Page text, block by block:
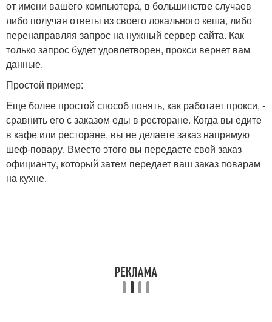
от имени вашего компьютера, в большинстве случаев
либо получая ответы из своего локального кеша, либо
перенаправляя запрос на нужный сервер сайта. Как
только запрос будет удовлетворен, прокси вернет вам
данные.
Простой пример:
Еще более простой способ понять, как работает прокси, -
сравнить его с заказом еды в ресторане. Когда вы едите
в кафе или ресторане, вы не делаете заказ напрямую
шеф-повару. Вместо этого вы передаете свой заказ
официанту, который затем передает ваш заказ поварам
на кухне.